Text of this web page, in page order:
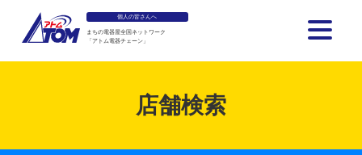
個人の皆さんへ
まちの電器屋全国ネットワーク
「アトム電器チェーン」
店舗検索